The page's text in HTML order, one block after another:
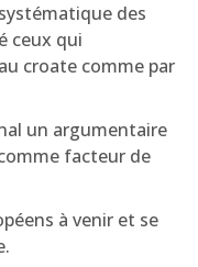
des
ceux qui
croate comme par
un argumentaire
facteur de
à venir et se